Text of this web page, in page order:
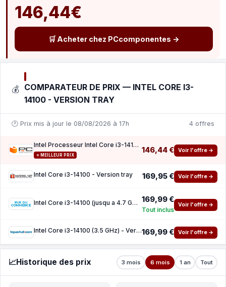
146,44€
🛒 Acheter chez PCcomponentes →
💰 COMPARATEUR DE PRIX — INTEL CORE I3-
14100 - VERSION TRAY
🕐 Prix mis à jour le 08/08/2026 à 17h 4 offres
Intel Processeur Intel Core i3-14100 4 Cœurs 3,5 GHz Base 4,7 GHz Turbo UHD Graphics 730
⭐ MEILLEUR PRIX
146,44 € Voir l'offre →
Intel Core i3-14100 - Version tray 169,95 € Voir l'offre →
Intel Core i3-14100 (jusqu a 4.7 GHz) - Version tray 169,99 €
Tout inclus
Voir l'offre →
Intel Core i3-14100 (3.5 GHz) - Version Tray169,99 € Voir l'offre →
📈Historique des prix 3 mois 6 mois 1 an Tout